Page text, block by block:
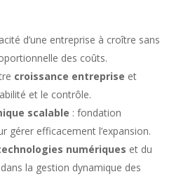
d’une entreprise à croître sans
des coûts.
croissance entreprise et
et le contrôle.
scalable : fondation
gérer efficacement l’expansion.
numériques et du
la gestion dynamique des